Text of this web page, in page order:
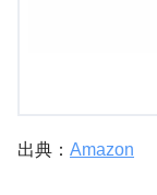
出典： Amazon